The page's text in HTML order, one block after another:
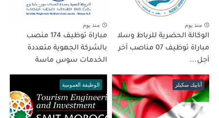
منذ يوم
الوكالة الحضرية للرباط وسلا
مباراة توظيف 07 مناصب آخر
أجل...
منذ يوم
مباراة توظيف 174 منصب
بالشركة الجهوية متعددة
الخدمات سوس ماسة
أنابيك سكيلز الوظيفة العمومية